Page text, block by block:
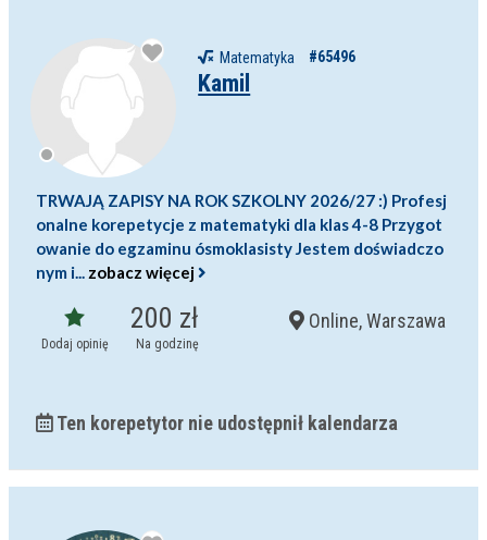
Matematyka #65496
Kamil
TRWAJĄ ZAPISY NA ROK SZKOLNY 2026/27 :) Profesj
onalne korepetycje z matematyki dla klas 4-8 Przygot
owanie do egzaminu ósmoklasisty Jestem doświadczo
nym i... zobacz więcej
Dodaj opinię
200 zł
Na godzinę
Online, Warszawa
Ten korepetytor nie udostępnił kalendarza